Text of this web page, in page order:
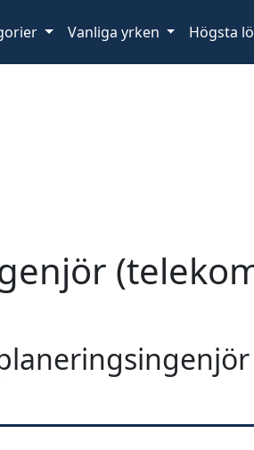
Vanliga yrken Högsta